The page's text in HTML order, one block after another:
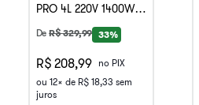
PRO 4L 220V 1400W
Itatiaia
DeR$329,99 33%
R$ 208,99
no PIX
ou 12x de R$ 18,33 sem
juros